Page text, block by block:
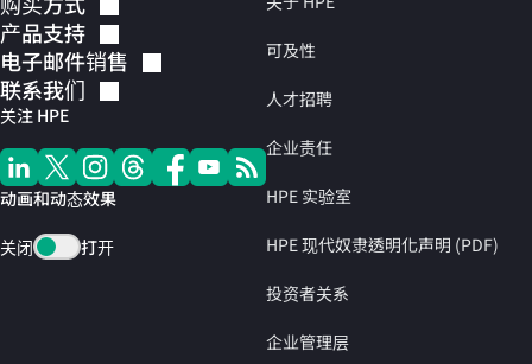
产品支持
电子邮件销售
联系我们
关注 HPE
动画和动态效果
关闭 打开
可及性
人才招聘
企业责任
HPE 实验室
HPE 现代奴隶透明化声明 (PDF)
投资者关系
企业管理层